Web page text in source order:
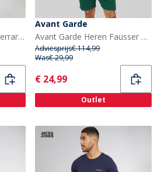
Ellesse Herensportpak Ferrari Poly Kaki
Avant Garde
Avant Garde Heren Fausser Hoodie En Shorts Set Emerald
Adviesprijs€ 114,99
Was€ 29,99
Current
€ 24,99
Outlet